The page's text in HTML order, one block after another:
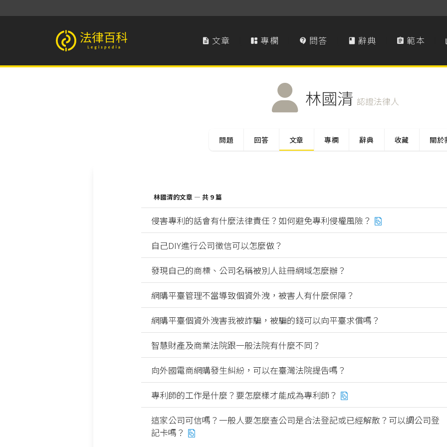
法律百科 Legispedia  文章  專欄  問答  辭典  範本
林國清 認證法律人
問題 回答 文章 專欄 辭典 收藏 關於
林國清的文章 — 共 9 篇
侵害專利的話會有什麼法律責任？如何避免專利侵權風險？
自己DIY進行公司徵信可以怎麼做？
發現自己的商標、公司名稱被別人註冊網域怎麼辦？
網購平臺管理不當導致個資外洩，被害人有什麼保障？
網購平臺個資外洩害我被詐騙，被騙的錢可以向平臺求償嗎？
智慧財產及商業法院跟一般法院有什麼不同？
向外國電商網購發生糾紛，可以在臺灣法院提告嗎？
專利師的工作是什麼？要怎麼樣才能成為專利師？
這家公司可信嗎？一般人要怎麼查公司是合法登記或已經解散？可以調公司登
記卡嗎？